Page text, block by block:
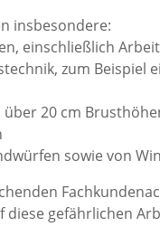
insbesondere:
einschließlich
zum Beispiel
über 20 cm
sowie von
diese gefährlichen